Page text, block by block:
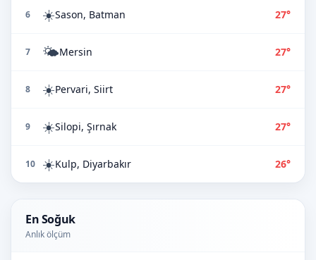
6 ☀️Sason, Batman 27°
7 🌤️Mersin 27°
8 ☀️Pervari, Siirt 27°
9 ☀️Silopi, Şırnak 27°
10 ☀️Kulp, Diyarbakır 26°
En Soğuk
Anlık ölçüm